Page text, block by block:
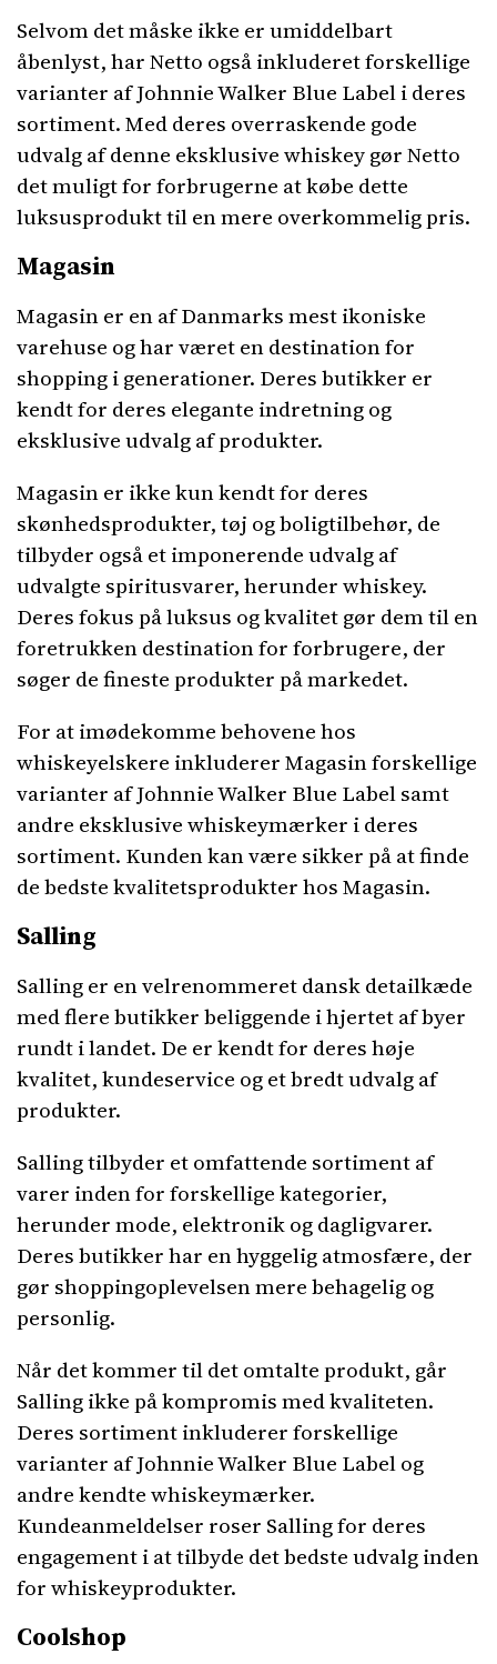
Selvom det måske ikke er umiddelbart
åbenlyst, har Netto også inkluderet forskellige
varianter af Johnnie Walker Blue Label i deres
sortiment. Med deres overraskende gode
udvalg af denne eksklusive whiskey gør Netto
det muligt for forbrugerne at købe dette
luksusprodukt til en mere overkommelig pris.
Magasin
Magasin er en af Danmarks mest ikoniske
varehuse og har været en destination for
shopping i generationer. Deres butikker er
kendt for deres elegante indretning og
eksklusive udvalg af produkter.
Magasin er ikke kun kendt for deres
skønhedsprodukter, tøj og boligtilbehør, de
tilbyder også et imponerende udvalg af
udvalgte spiritusvarer, herunder whiskey.
Deres fokus på luksus og kvalitet gør dem til en
foretrukken destination for forbrugere, der
søger de fineste produkter på markedet.
For at imødekomme behovene hos
whiskeyelskere inkluderer Magasin forskellige
varianter af Johnnie Walker Blue Label samt
andre eksklusive whiskeymærker i deres
sortiment. Kunden kan være sikker på at finde
de bedste kvalitetsprodukter hos Magasin.
Salling
Salling er en velrenommeret dansk detailkæde
med flere butikker beliggende i hjertet af byer
rundt i landet. De er kendt for deres høje
kvalitet, kundeservice og et bredt udvalg af
produkter.
Salling tilbyder et omfattende sortiment af
varer inden for forskellige kategorier,
herunder mode, elektronik og dagligvarer.
Deres butikker har en hyggelig atmosfære, der
gør shoppingoplevelsen mere behagelig og
personlig.
Når det kommer til det omtalte produkt, går
Salling ikke på kompromis med kvaliteten.
Deres sortiment inkluderer forskellige
varianter af Johnnie Walker Blue Label og
andre kendte whiskeymærker.
Kundeanmeldelser roser Salling for deres
engagement i at tilbyde det bedste udvalg inden
for whiskeyprodukter.
Coolshop